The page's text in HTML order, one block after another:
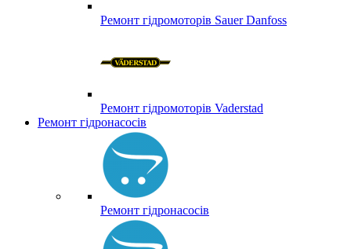
Ремонт гідромоторів Sauer Danfoss
Ремонт гідромоторів Vaderstad
Ремонт гідронасосів
Ремонт гідронасосів